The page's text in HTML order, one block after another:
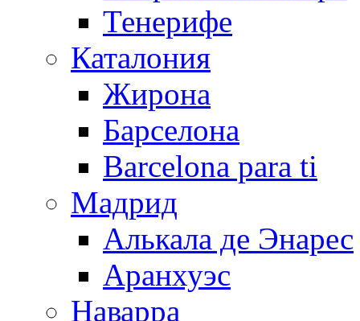
Тенерифе
Каталония
Жирона
Барселона
Barcelona para ti
Мадрид
Алькала де Энарес
Аранхуэс
Наварра